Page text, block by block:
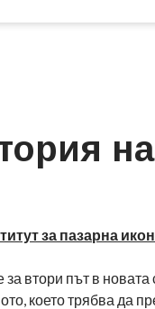
за пазарна
за втори път в
което трябва да